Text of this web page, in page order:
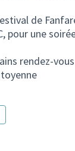
de
pour une
rendez-